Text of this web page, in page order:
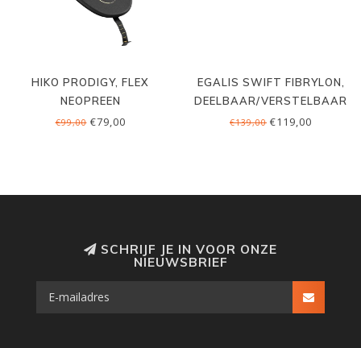
HIKO PRODIGY, FLEX
NEOPREEN
€99,00€79,00
EGALIS SWIFT FIBRYLON,
DEELBAAR/VERSTELBAAR
€139,00 €119,00
SCHRIJF JE IN VOOR ONZE
NIEUWSBRIEF